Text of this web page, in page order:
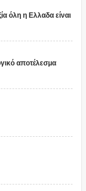
όλη η Ελλαδα είναι
αποτέλεσμα